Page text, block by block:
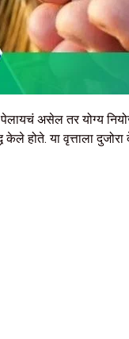
असेल तर योग्य
केले होते. या वृत्ताला